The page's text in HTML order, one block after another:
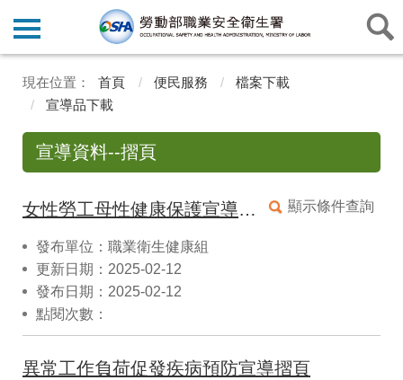
首頁 便民服務
檔案下載
宣導品下載
宣導資料--摺頁
顯示條件查詢
女性勞工母性健康保護宣導摺頁
發布單位：職業衛生健康組
更新日期：2025-02-12
發布日期：2025-02-12
點閱次數：
異常工作負荷促發疾病預防宣導摺頁